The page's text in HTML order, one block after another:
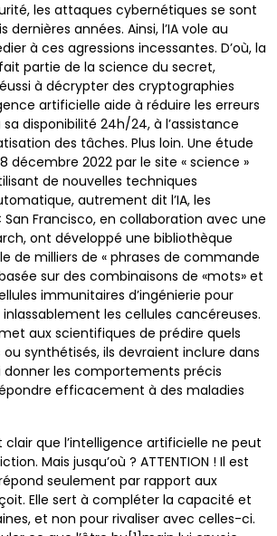
les attaques cybernétiques se sont
années. Ainsi, l’IA vole au
à ces agressions incessantes. D’où, la
partie de la science du secret,
à décrypter des cryptographies
artificielle aide à réduire les erreurs
disponibilité 24h/24, à l’assistance
des tâches. Plus loin. Une étude
décembre 2022 par le site « science »
de nouvelles techniques
autrement dit l’IA, les
San Francisco, en collaboration avec une
ont développé une bibliothèque
de milliers de « phrases de commande
sur des combinaisons de «mots» et
immunitaires d’ingénierie pour
les cellules cancéreuses.
aux scientifiques de prédire quels
synthétisés, ils devraient inclure dans
donner les comportements précis
efficacement à des maladies
clair que l’intelligence artificielle ne peut
Mais jusqu’où ? ATTENTION ! Il est
seulement par rapport aux
Elle sert à compléter la capacité et
et non pour rivaliser avec celles-ci.